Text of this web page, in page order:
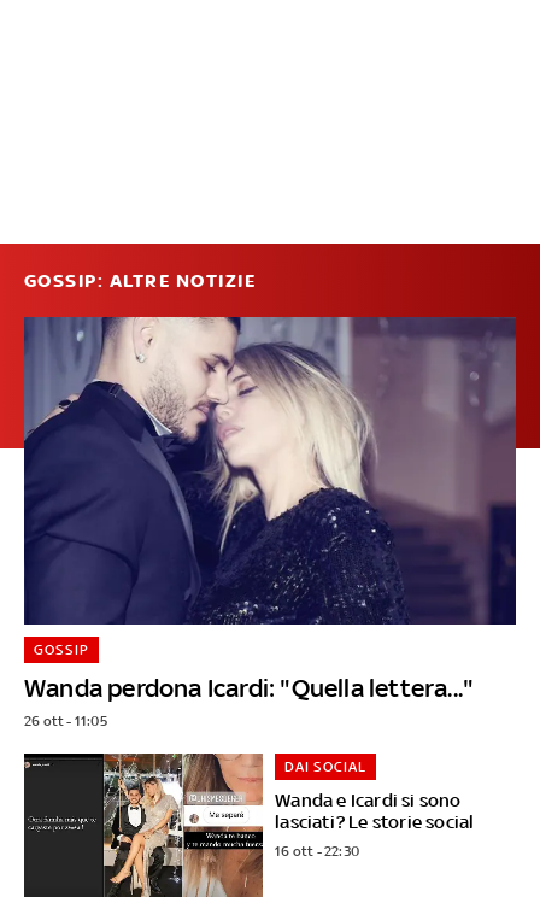
GOSSIP: ALTRE NOTIZIE
Wanda perdona Icardi: "Quella lettera..."
GOSSIP
26 ott - 11:05
Wanda e Icardi si sono
lasciati? Le storie social
DAI SOCIAL
16 ott - 22:30